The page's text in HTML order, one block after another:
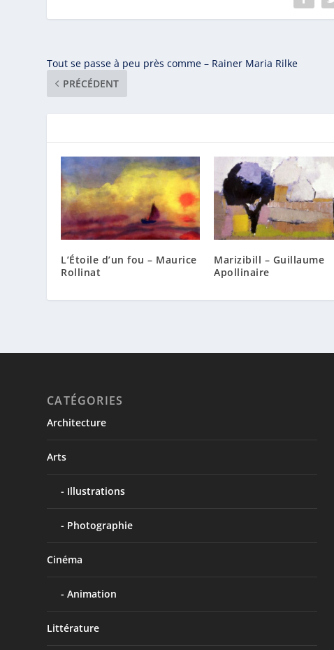
Tout se passe à peu près comme – Rainer Maria Rilke
PRÉCÉDENT
L’Étoile d’un fou – Maurice
Rollinat
Marizibill – Guillaume
Apollinaire
CATÉGORIES
Architecture
Arts
Illustrations
Photographie
Cinéma
Animation
Littérature